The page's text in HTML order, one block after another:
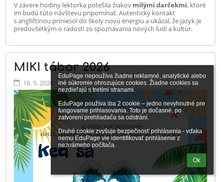
EduPage nepoužíva žiadne reklamné, analytické alebo
iné súkromie ohrozujúce cookies. Žiadne cookies sa
nezdieľajú s tretími stranami.
EduPage používa iba 2 cookie – jedno nevyhnutné pre
fungovanie prihlasovania. Toto je dočasné, po
zatvorení prehliadača sa odstráni.
Druhé cookie zvyšuje bezpečnosť prihlásenia - vďaka
nemu EduPage vie identifikovať prihlásenie z
neznámeho počítača.
Ok
V závere hodiny lektorka potešila žiakov milými darčekmi, ktoré
im budú túto návštevu pripomínať. Autentický kontakt
s angličtinou priniesol do školy novú energiu a ukázal, že jazyk je
predovšetkým o radosti zo spoznávania nových ľudí a kultúr.
MIKI tábor 2026
18. 5. 2026